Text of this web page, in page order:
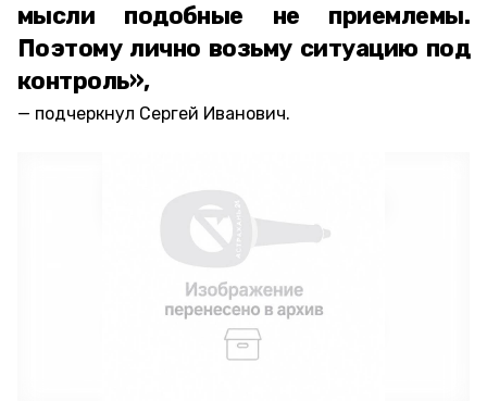
мысли подобные не приемлемы.
Поэтому лично возьму ситуацию под
контроль»,
подчеркнул Сергей Иванович.